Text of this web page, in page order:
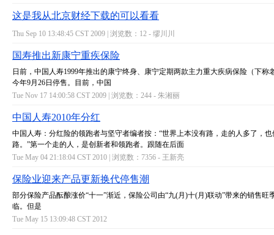
这是我从北京财经下载的可以看看
Thu Sep 10 13:48:45 CST 2009 | 浏览数：12 - 缪川川
国寿推出新康宁重疾保险
日前，中国人寿1999年推出的康宁终身、康宁定期两款主力重大疾病保险（下称
今年9月26日停售。目前，中国
Tue Nov 17 14:00:58 CST 2009 | 浏览数：244 - 朱湘丽
中国人寿2010年分红
中国人寿：分红险的领跑者与坚守者编者按：“世界上本没有路，走的人多了，也
路。”第一个走的人，是创新者和领跑者。跟随在后面
Tue May 04 21:18:04 CST 2010 | 浏览数：7356 - 王新亮
保险业迎来产品更新换代停售潮
部分保险产品酝酿涨价“十一”渐近，保险公司由“九(月)十(月)联动”带来的销售旺
临。但是
Tue May 15 13:09:48 CST 2012